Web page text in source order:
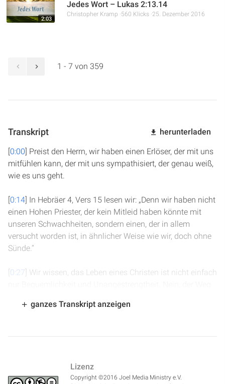
2:03
Jedes Wort – Lukas 2:13.14
Christopher Kramp 560 Klicks 25. Dezember 2016
1 - 7 von 359
Transkript herunterladen
[0:00] Preist den Herrn, wir haben einen Erlöser, der mit uns
mitfühlen kann, der mit uns sympathisiert, der genau weiß,
wie es uns geht.
[0:14] In Hebräer 4, Vers 15 lesen wir: „Denn wir haben nicht
einen Hohen Priester, der kein Mitleid haben könnte mit
unseren Schwachheiten, sondern einen, der in allem
versucht worden ist, in ähnlicher Weise wie wir, doch ohne
Sünde.“
[0:27] Wir wissen, das Leben eines Christen ist nicht einfach
wissen auch, dass Jesus diesen Weg bereits vollständig
unserem Leben zu erleben. Denkt mal darüber nach. Stell
dir vor, du könntest ganz einfach, ohne jedes Problem, ohne
ganzes Transkript anzeigen
Lizenz
Copyright ©2016 Joel Media Ministry e.V.